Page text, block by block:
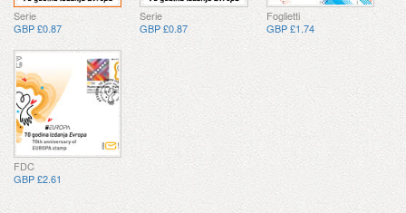
Serie
GBP £0.87
Serie
GBP £0.87
Foglietti
GBP £1.74
FDC
GBP £2.61